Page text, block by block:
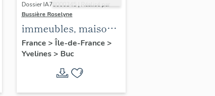
Dossier IA78000345 | Réalisé par
Bussière Roselyne
immeubles, maisons,
fermes
France > Île-de-France >
Yvelines> Buc